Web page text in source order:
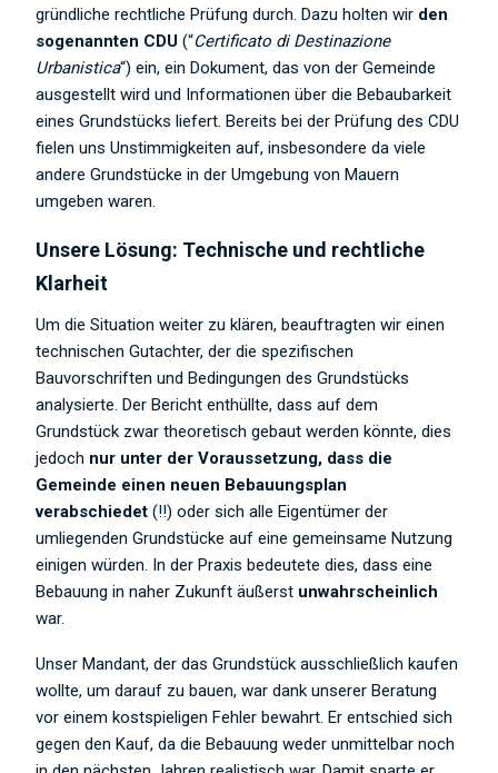
gründliche rechtliche Prüfung durch. Dazu holten wir den
sogenannten CDU (“Certificato di Destinazione
Urbanistica“) ein, ein Dokument, das von der Gemeinde
ausgestellt wird und Informationen über die Bebaubarkeit
eines Grundstücks liefert. Bereits bei der Prüfung des CDU
fielen uns Unstimmigkeiten auf, insbesondere da viele
andere Grundstücke in der Umgebung von Mauern
umgeben waren.
Unsere Lösung: Technische und rechtliche
Klarheit
Um die Situation weiter zu klären, beauftragten wir einen
technischen Gutachter, der die spezifischen
Bauvorschriften und Bedingungen des Grundstücks
analysierte. Der Bericht enthüllte, dass auf dem
Grundstück zwar theoretisch gebaut werden könnte, dies
jedoch nur unter der Voraussetzung, dass die
Gemeinde einen neuen Bebauungsplan
verabschiedet (!!) oder sich alle Eigentümer der
umliegenden Grundstücke auf eine gemeinsame Nutzung
einigen würden. In der Praxis bedeutete dies, dass eine
Bebauung in naher Zukunft äußerst unwahrscheinlich
war.
Unser Mandant, der das Grundstück ausschließlich kaufen
wollte, um darauf zu bauen, war dank unserer Beratung
vor einem kostspieligen Fehler bewahrt. Er entschied sich
gegen den Kauf, da die Bebauung weder unmittelbar noch